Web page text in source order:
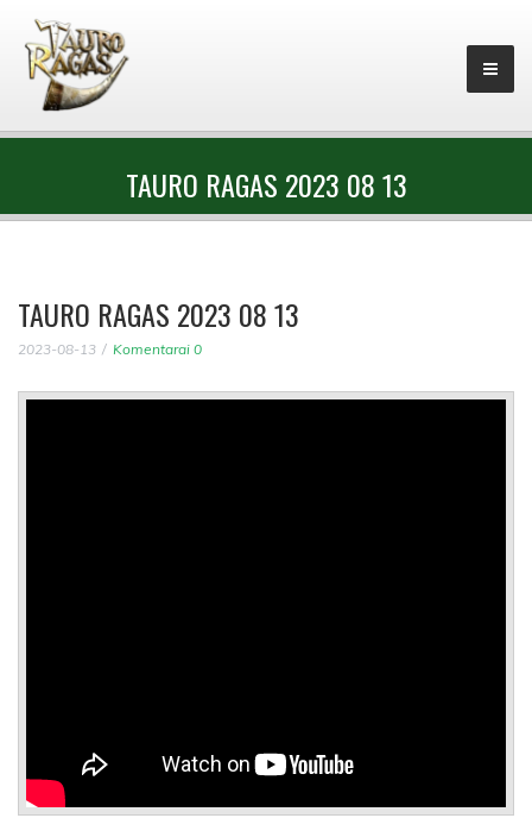
TAURO RAGAS 2023 08 13
TAURO RAGAS 2023 08 13
2023-08-13 Komentarai 0